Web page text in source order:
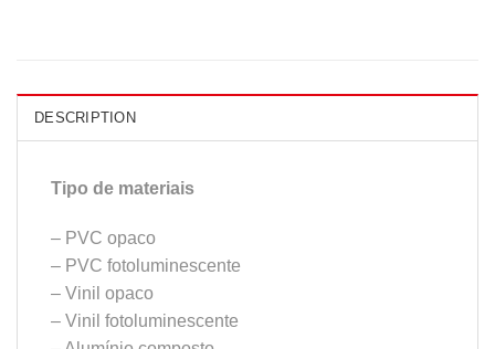
DESCRIPTION
Tipo de materiais
– PVC opaco
– PVC fotoluminescente
– Vinil opaco
– Vinil fotoluminescente